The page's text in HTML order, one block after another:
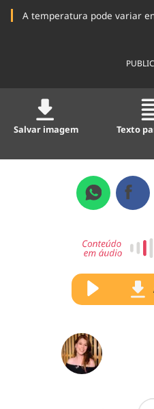
A temperatura pode variar
Salvar imagem Texto